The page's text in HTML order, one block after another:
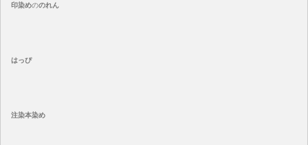
印染めののれん
はっぴ
注染本染め